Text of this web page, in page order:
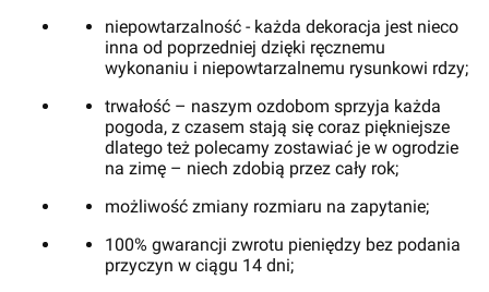
niepowtarzalność - każda dekoracja jest nieco
inna od poprzedniej dzięki ręcznemu
wykonaniu i niepowtarzalnemu rysunkowi rdzy;
trwałość – naszym ozdobom sprzyja każda
pogoda, z czasem stają się coraz piękniejsze
dlatego też polecamy zostawiać je w ogrodzie
na zimę – niech zdobią przez cały rok;
możliwość zmiany rozmiaru na zapytanie;
100% gwarancji zwrotu pieniędzy bez podania
przyczyn w ciągu 14 dni;